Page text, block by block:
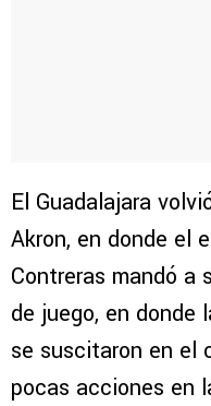
El Guadalajara
Akron, en donde el
Contreras mandó a
de juego, en donde
se suscitaron en el
pocas acciones en